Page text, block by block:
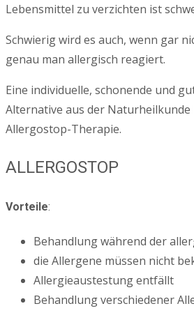
Lebensmittel zu verzichten ist
Schwierig wird es auch, wenn gar
genau man allergisch reagiert.
Eine individuelle, schonende und
Alternative aus der Naturheilkunde
Allergostop-Therapie.
ALLERGOSTOP
Vorteile:
Behandlung während der
die Allergene müssen nicht
Allergieaustestung entfällt
Behandlung verschiedener